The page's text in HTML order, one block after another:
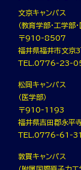
文京キャンパス
（教育学部・工学部
〒910-8507
福井県福井市文京
TEL.0776-23-
松岡キャンパス
（医学部）
〒910-1193
福井県吉田郡永平
TEL.0776-61-
敦賀キャンパス